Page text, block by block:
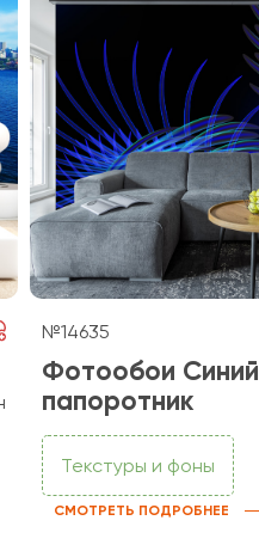
№14635
Фотообои Синий
папоротник
Текстуры и фоны
СМОТРЕТЬ ПОДРОБНЕЕ